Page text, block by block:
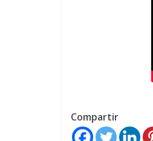
Compartir